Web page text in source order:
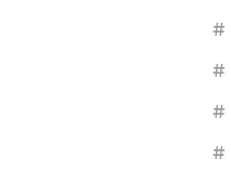
#
#
#
#